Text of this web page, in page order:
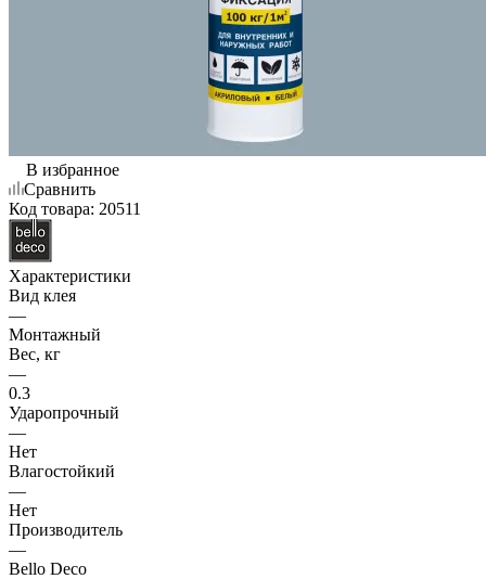
В избранное
Сравнить
Код товара: 20511
Характеристики
Вид клея
—
Монтажный
Вес, кг
—
0.3
Ударопрочный
—
Нет
Влагостойкий
—
Нет
Производитель
—
Bello Deco